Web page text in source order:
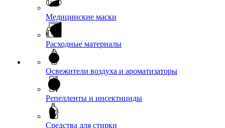
Медицинские маски
Расходные материалы
Освежители воздуха и ароматизаторы
Репелленты и инсектициды
Средства для стирки